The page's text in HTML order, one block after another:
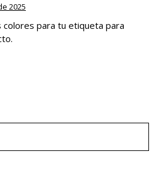
2025
colores para tu etiqueta para